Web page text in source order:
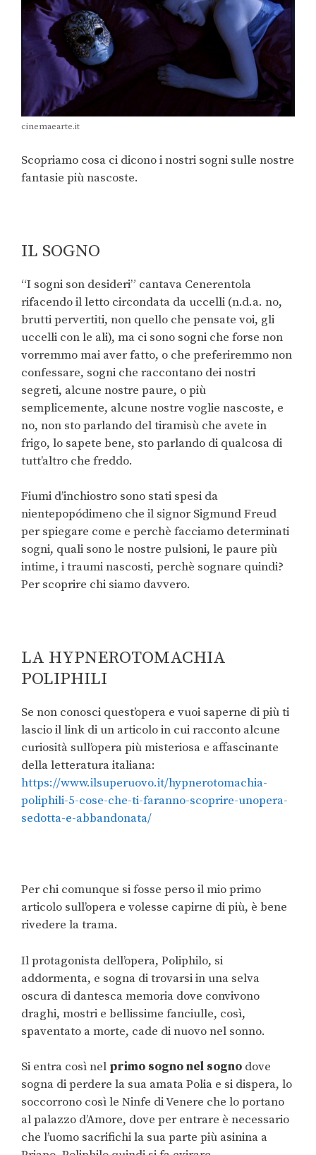
cinemaearte.it
Scopriamo cosa ci dicono i nostri sogni sulle nostre
fantasie più nascoste.
IL SOGNO
“I sogni son desideri” cantava Cenerentola
rifacendo il letto circondata da uccelli (n.d.a. no,
brutti pervertiti, non quello che pensate voi, gli
uccelli con le ali), ma ci sono sogni che forse non
vorremmo mai aver fatto, o che preferiremmo non
confessare, sogni che raccontano dei nostri
segreti, alcune nostre paure, o più
semplicemente, alcune nostre voglie nascoste, e
no, non sto parlando del tiramisù che avete in
frigo, lo sapete bene, sto parlando di qualcosa di
tutt’altro che freddo.
Fiumi d’inchiostro sono stati spesi da
nientepopódimeno che il signor Sigmund Freud
per spiegare come e perchè facciamo determinati
sogni, quali sono le nostre pulsioni, le paure più
intime, i traumi nascosti, perchè sognare quindi?
Per scoprire chi siamo davvero.
LA HYPNEROTOMACHIA
POLIPHILI
Se non conosci quest’opera e vuoi saperne di più ti
lascio il link di un articolo in cui racconto alcune
curiosità sull’opera più misteriosa e affascinante
della letteratura italiana:
https://www.ilsuperuovo.it/hypnerotomachia-
poliphili-5-cose-che-ti-faranno-scoprire-unopera-
sedotta-e-abbandonata/
Per chi comunque si fosse perso il mio primo
articolo sull’opera e volesse capirne di più, è bene
rivedere la trama.
Il protagonista dell’opera, Poliphilo, si
addormenta, e sogna di trovarsi in una selva
oscura di dantesca memoria dove convivono
draghi, mostri e bellissime fanciulle, così,
spaventato a morte, cade di nuovo nel sonno.
Si entra così nel primo sogno nel sogno dove
sogna di perdere la sua amata Polia e si dispera, lo
soccorrono così le Ninfe di Venere che lo portano
al palazzo d’Amore, dove per entrare è necessario
che l’uomo sacrifichi la sua parte più asinina a